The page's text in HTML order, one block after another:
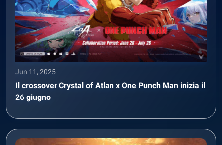
Jun 11, 2025
Il crossover Crystal of Atlan x One Punch Man inizia il
26 giugno